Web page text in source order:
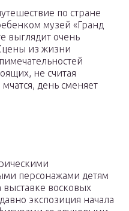
по стране
музей «Гранд
выглядит очень
из жизни
не считая
день сменяет
персонажами детям
выставке восковых
экспозиция начала